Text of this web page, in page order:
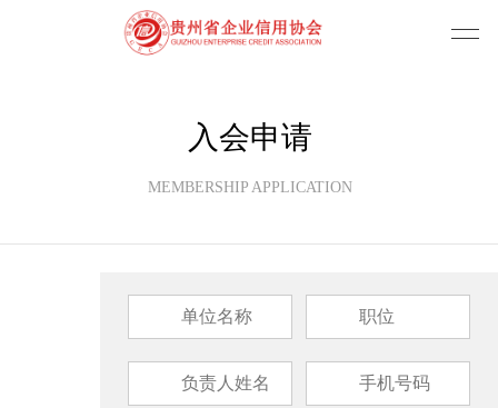
入会申请
MEMBERSHIP APPLICATION